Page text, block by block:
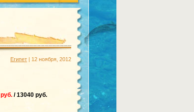
Египет | 12 ноября, 2012
/ 13040 руб.